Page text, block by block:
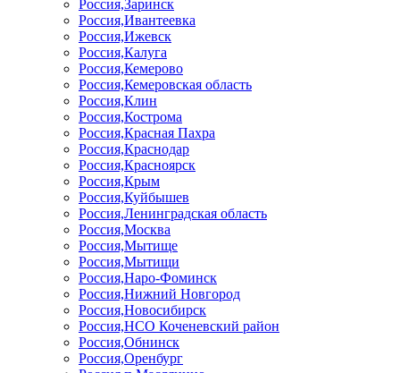
Россия,Заринск
Россия,Ивантеевка
Россия,Ижевск
Россия,Калуга
Россия,Кемерово
Россия,Кемеровская область
Россия,Клин
Россия,Кострома
Россия,Красная Пахра
Россия,Краснодар
Россия,Красноярск
Россия,Крым
Россия,Куйбышев
Россия,Ленинградская область
Россия,Москва
Россия,Мытище
Россия,Мытищи
Россия,Наро-Фоминск
Россия,Нижний Новгород
Россия,Новосибирск
Россия,НСО Коченевский район
Россия,Обнинск
Россия,Оренбург